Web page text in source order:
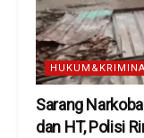
Sarang
dan HT, Polisi